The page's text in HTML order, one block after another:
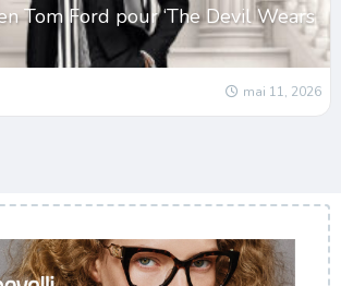
Tom Ford pour ‘The Devil Wears
mai 11, 2026